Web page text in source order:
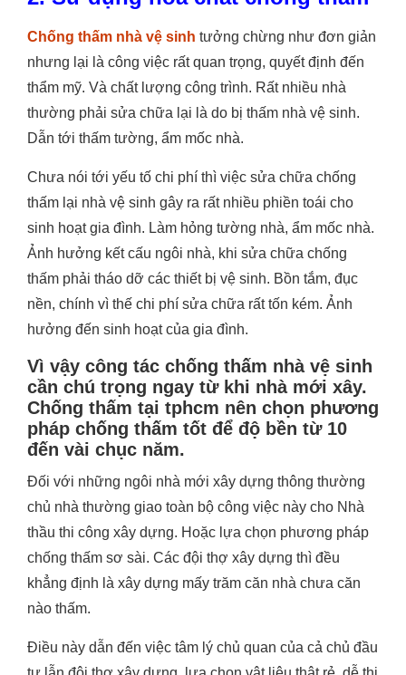
Chống thấm nhà vệ sinh tưởng chừng như đơn giản
nhưng lại là công việc rất quan trọng, quyết định đến
thẩm mỹ. Và chất lượng công trình. Rất nhiều nhà
thường phải sửa chữa lại là do bị thấm nhà vệ sinh.
Dẫn tới thấm tường, ẩm mốc nhà.
Chưa nói tới yếu tố chi phí thì việc sửa chữa chống
thấm lại nhà vệ sinh gây ra rất nhiều phiền toái cho
sinh hoạt gia đình. Làm hỏng tường nhà, ẩm mốc nhà.
Ảnh hưởng kết cấu ngôi nhà, khi sửa chữa chống
thấm phải tháo dỡ các thiết bị vệ sinh. Bồn tắm, đục
nền, chính vì thế chi phí sửa chữa rất tốn kém. Ảnh
hưởng đến sinh hoạt của gia đình.
Vì vậy công tác chống thấm nhà vệ sinh
cần chú trọng ngay từ khi nhà mới xây.
Chống thấm tại tphcm nên chọn phương
pháp chống thấm tốt để độ bền từ 10
đến vài chục năm.
Đối với những ngôi nhà mới xây dựng thông thường
chủ nhà thường giao toàn bộ công việc này cho Nhà
thầu thi công xây dựng. Hoặc lựa chọn phương pháp
chống thấm sơ sài. Các đội thợ xây dựng thì đều
khẳng định là xây dựng mấy trăm căn nhà chưa căn
nào thấm.
Điều này dẫn đến việc tâm lý chủ quan của cả chủ đầu